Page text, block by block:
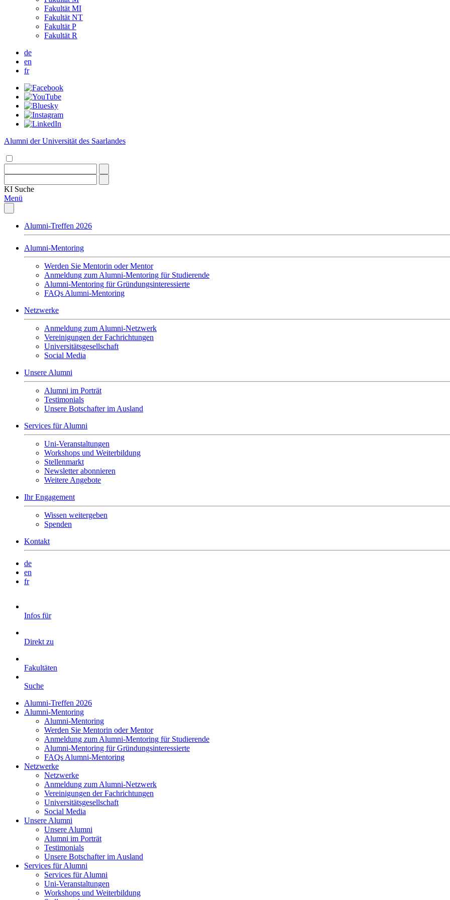
Fakultät MI
Fakultät NT
Fakultät P
Fakultät R
de
en
fr
Alumni der Universität des Saarlandes
KI Suche
Menü
Alumni-Treffen 2026
Alumni-Mentoring
Werden Sie Mentorin oder Mentor
Anmeldung zum Alumni-Mentoring für Studierende
Alumni-Mentoring für Gründungsinteressierte
FAQs Alumni-Mentoring
Netzwerke
Anmeldung zum Alumni-Netzwerk
Vereinigungen der Fachrichtungen
Universitätsgesellschaft
Social Media
Unsere Alumni
Alumni im Porträt
Testimonials
Unsere Botschafter im Ausland
Services für Alumni
Uni-Veranstaltungen
Workshops und Weiterbildung
Stellenmarkt
Newsletter abonnieren
Weitere Angebote
Ihr Engagement
Wissen weitergeben
Spenden
Kontakt
de
en
fr
Infos für
Direkt zu
Fakultäten
Suche
Alumni-Treffen 2026
Alumni-Mentoring
Alumni-Mentoring
Werden Sie Mentorin oder Mentor
Anmeldung zum Alumni-Mentoring für Studierende
Alumni-Mentoring für Gründungsinteressierte
FAQs Alumni-Mentoring
Netzwerke
Netzwerke
Anmeldung zum Alumni-Netzwerk
Vereinigungen der Fachrichtungen
Universitätsgesellschaft
Social Media
Unsere Alumni
Unsere Alumni
Alumni im Porträt
Testimonials
Unsere Botschafter im Ausland
Services für Alumni
Services für Alumni
Uni-Veranstaltungen
Workshops und Weiterbildung